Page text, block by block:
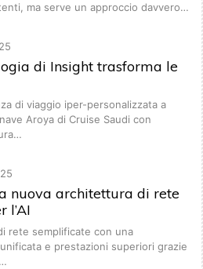
ma serve un approccio davvero…
di Insight trasforma le
di viaggio iper-personalizzata a
Aroya di Cruise Saudi con
nuova architettura di rete
l’AI
rete semplificate con una
e prestazioni superiori grazie